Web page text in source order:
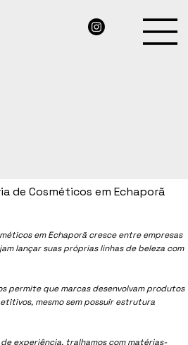
emEchaporã cresce entre empresas
lançar suas próprias linhas de beleza com
permite que marcas desenvolvam produtos
mesmo sem possuir estrutura
experiência, tralhamos com matérias-
de Cosméticos em Echaporã